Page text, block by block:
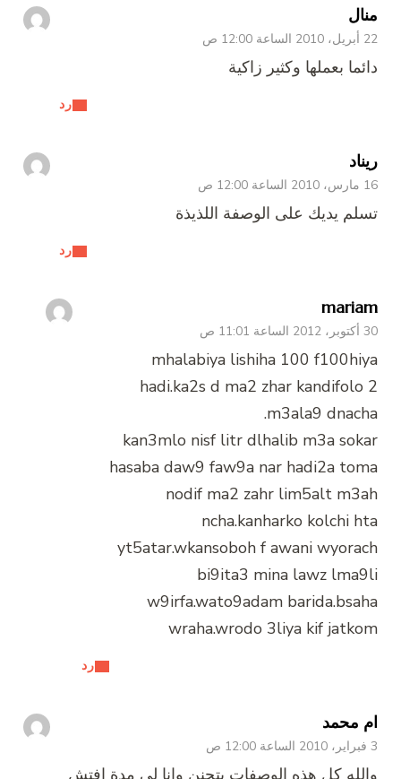
منال
22 أبريل، 2010 الساعة 12:00 ص
رد
دائما بعملها وكثير زاكية
ريناد
16 مارس، 2010 الساعة 12:00 ص
رد
تسلم يديك على الوصفة اللذيذة
mariam
30 أكتوبر، 2012 الساعة 11:01 ص
رد
mhalabiya lishiha 100 f100hiya
hadi.ka2s d ma2 zhar kandifolo 2
m3ala9 dnacha.
kan3mlo nisf litr dlhalib m3a sokar
hasaba daw9 faw9a nar hadi2a toma
nodif ma2 zahr lim5alt m3ah
ncha.kanharko kolchi hta
yt5atar.wkansoboh f awani wyorach
bi9ita3 mina lawz lma9li
w9irfa.wato9adam barida.bsaha
wraha.wrodo 3liya kif jatkom
ام محمد
3 فبراير، 2010 الساعة 12:00 ص